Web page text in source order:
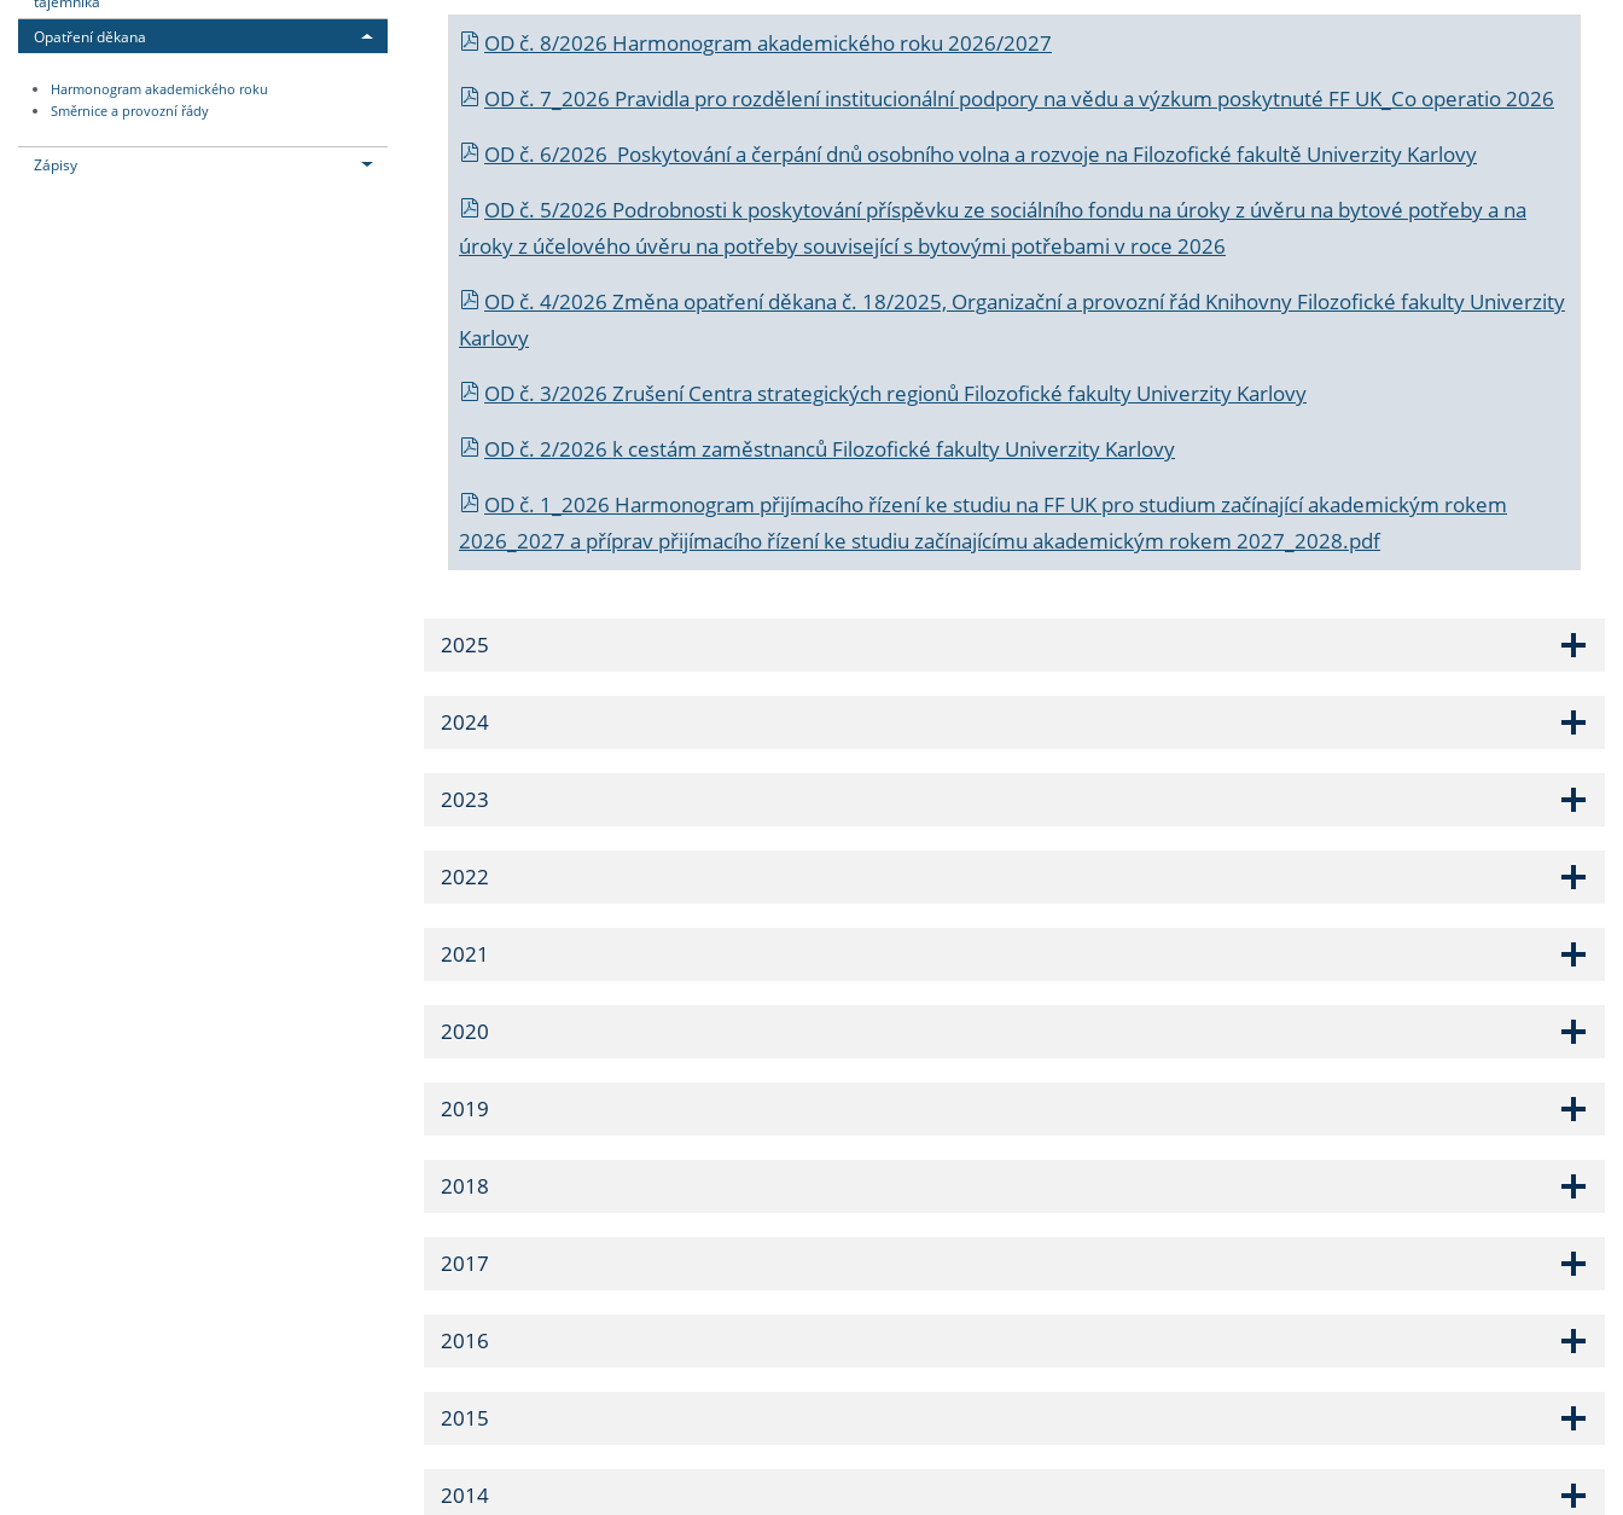
Opatření děkana
Harmonogram akademického roku
Směrnice a provozní řády
Zápisy
OD č. 8/2026 Harmonogram akademického roku 2026/2027
OD č. 7_2026 Pravidla pro rozdělení institucionální podpory na vědu a výzkum poskytnuté FF UK_Co operatio 2026
OD č. 6/2026 Poskytování a čerpání dnů osobního volna a rozvoje na Filozofické fakultě Univerzity Karlovy
OD č. 5/2026 Podrobnosti k poskytování příspěvku ze sociálního fondu na úroky z úvěru na bytové potřeby a na
úroky z účelového úvěru na potřeby související s bytovými potřebami v roce 2026
OD č. 4/2026 Změna opatření děkana č. 18/2025, Organizační a provozní řád Knihovny Filozofické fakulty Univerzity
Karlovy
OD č. 3/2026 Zrušení Centra strategických regionů Filozofické fakulty Univerzity Karlovy
OD č. 2/2026 k cestám zaměstnanců Filozofické fakulty Univerzity Karlovy
OD č. 1_2026 Harmonogram přijímacího řízení ke studiu na FF UK pro studium začínající akademickým rokem
2026_2027 a příprav přijímacího řízení ke studiu začínajícímu akademickým rokem 2027_2028.pdf
2025
2024
2023
2022
2021
2020
2019
2018
2017
2016
2015
2014